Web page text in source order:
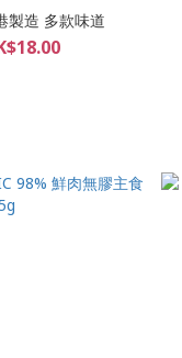
製造 多款味道